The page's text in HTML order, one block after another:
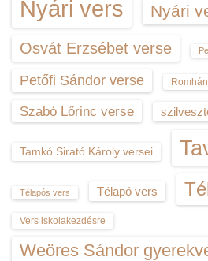
Nyári vers Nyári
Osvát Erzsébet verse
Petőfi Sándor verse
Szabó Lőrinc verse
Tamkó Sirató Károly versei
Télapós vers Télapó vers
Vers iskolakezdésre
Weöres Sándor